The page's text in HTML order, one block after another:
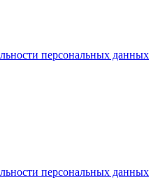
персональных данных
персональных данных